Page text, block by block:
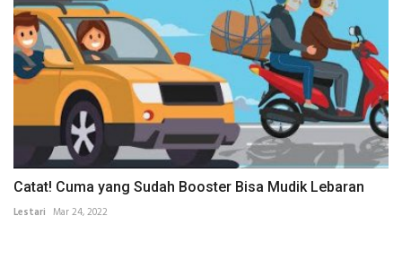
Catat! Cuma yang Sudah Booster Bisa Mudik Lebaran
Lestari Mar 24, 2022